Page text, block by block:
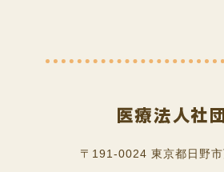
〒191-0024 東京都日野